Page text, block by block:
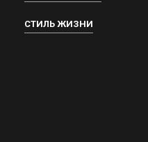
СТИЛЬ ЖИЗНИ